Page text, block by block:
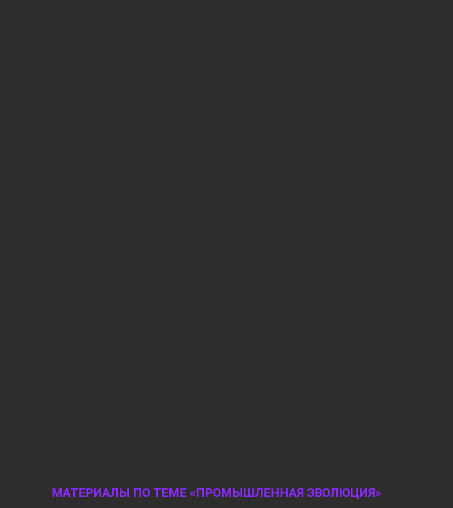
МАТЕРИАЛЫ ПО ТЕМЕ «ПРОМЫШЛЕННАЯ ЭВОЛЮЦИЯ»